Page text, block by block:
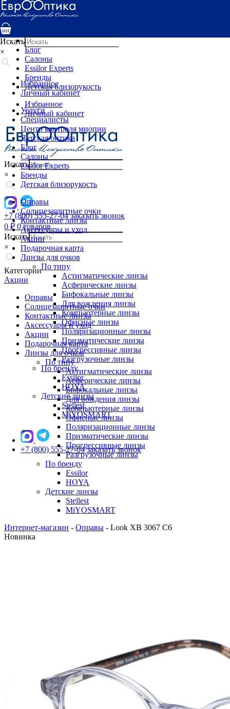
Услуги
Специалисты
Детская оптика
Блог
Салоны
Essilor Experts
Бренды
Детская близорукость
Избранное
Личный кабинет
Искать
×
+7 (800) 555-27-04 заказать звонок
0 ₽ 0 товаров
Искать
×
Категории
Акции
Оправы
Солнцезащитные очки
Контактные линзы
Аксессуары и уход
Акции
Подарочная карта
Линзы для очков
По типу
Астигматические линзы
Асферические линзы
Бифокальные линзы
Для вождения линзы
Компьютерные линзы
Офисные линзы
Поляризационные линзы
Призматические линзы
Прогрессивные линзы
Разгрузочные линзы
По бренду
Essilor
HOYA
Детские линзы
Stellest
MiYOSMART
Искать
×
Избранное
Личный кабинет
Услуги
Специалисты
Центр контроля миопии
Детская оптика
Блог
Салоны
Essilor Experts
Бренды
Детская близорукость
Оправы
Солнцезащитные очки
Контактные линзы
Аксессуары и уход
Акции
Подарочная карта
Линзы для очков
По типу
Астигматические линзы
Асферические линзы
Бифокальные линзы
Для вождения линзы
Компьютерные линзы
Офисные линзы
Поляризационные линзы
Призматические линзы
Прогрессивные линзы
Разгрузочные линзы
По бренду
Essilor
HOYA
Детские линзы
Stellest
MiYOSMART
+7 (800) 555-27-04 заказать звонок
Интернет-магазин - Оправы - Look XB 3067 C6
Новинка